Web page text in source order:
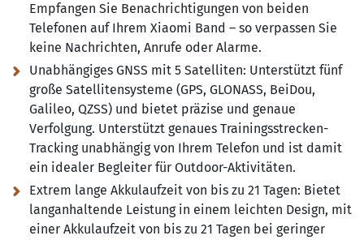
Empfangen Sie Benachrichtigungen von beiden
Telefonen auf Ihrem Xiaomi Band – so verpassen Sie
keine Nachrichten, Anrufe oder Alarme.
Unabhängiges GNSS mit 5 Satelliten: Unterstützt fünf
große Satellitensysteme (GPS, GLONASS, BeiDou,
Galileo, QZSS) und bietet präzise und genaue
Verfolgung. Unterstützt genaues Trainingsstrecken-
Tracking unabhängig von Ihrem Telefon und ist damit
ein idealer Begleiter für Outdoor-Aktivitäten.
Extrem lange Akkulaufzeit von bis zu 21 Tagen: Bietet
langanhaltende Leistung in einem leichten Design, mit
einer Akkulaufzeit von bis zu 21 Tagen bei geringer